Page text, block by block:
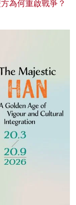
為何重啟戰爭？